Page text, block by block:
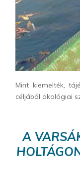
Mint kiemelték,
céljából ökológiai
A